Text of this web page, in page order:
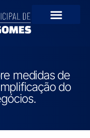
medidas de
do